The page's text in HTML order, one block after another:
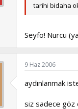
tarihi bidaha
Seyfo! Nurcu
9 Haz 2006
aydınlanmak
siz sadece göz